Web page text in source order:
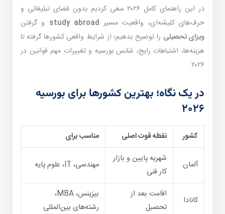
در این راهنمای کامل ۲۰۲۶ سعی کردیم بدون فضای تبلیغاتی و
حرف‌های کلیشه‌ای، واقعیت مسیر study abroad و گرفتن
ویزای تحصیلی را توضیح بدهیم؛ از شرایط واقعی کشورها گرفته تا
هزینه‌ها، اشتباهات رایج، شانس بورسیه و تغییرات مهم قوانین در
۲۰۲۶.
در یک نگاه؛ بهترین کشورها برای بورسیه
۲۰۲۶
کشور نقطه قوت اصلی مناسب برای
آلمان
شهریه پایین و بازار
کار فنی
مهندسی، IT، علوم پایه
کانادا
اقامت بعد از
تحصیل
بیزینس، MBA،
رشته‌های بین‌المللی